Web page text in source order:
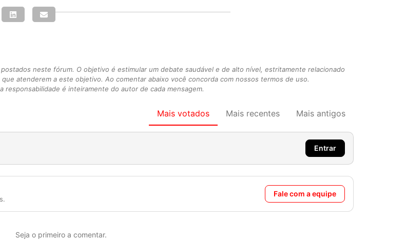
neste fórum. O objetivo é estimular um debate saudável e de alto nível, estritamente relacionado
atenderem a este objetivo. Ao comentar abaixo você concorda com nossos termos de uso.
é inteiramente do autor de cada mensagem.
Mais votados Mais recentes Mais antigos
Entrar
Fale com a equipe
Seja o primeiro a comentar.